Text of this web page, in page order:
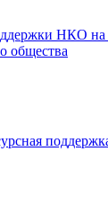
НКО на
общества